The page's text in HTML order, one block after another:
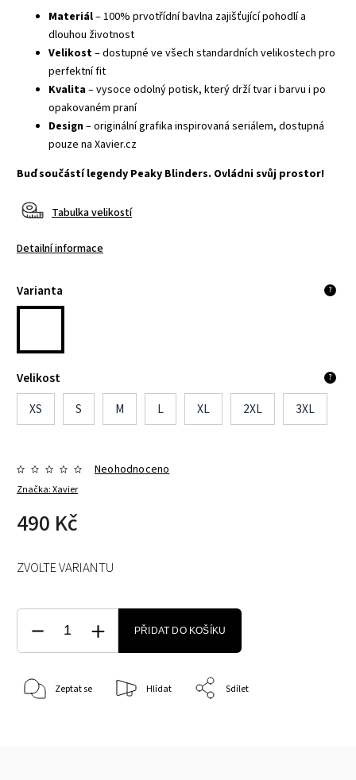
Materiál– 100% prvotřídní bavlna zajišťující pohodlí a
dlouhou životnost
Velikost– dostupné ve všech standardních velikostech pro
perfektní fit
Kvalita– vysoce odolný potisk, který drží tvar i barvu i po
opakovaném praní
Design– originální grafika inspirovaná seriálem, dostupná
pouze na Xavier.cz
Buď součástí legendy Peaky Blinders. Ovládni svůj prostor!
Tabulka velikostí
Detailní informace
Varianta ?
Velikost ?
XS S M L XL 2XL 3XL
Značka:Xavier
Neohodnoceno
490 Kč
ZVOLTE VARIANTU
PŘIDAT DO KOŠÍKU
Zeptat se Hlídat Sdílet